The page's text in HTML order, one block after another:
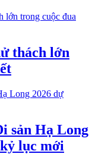
thách lớn
sản Hạ Long
lục mới